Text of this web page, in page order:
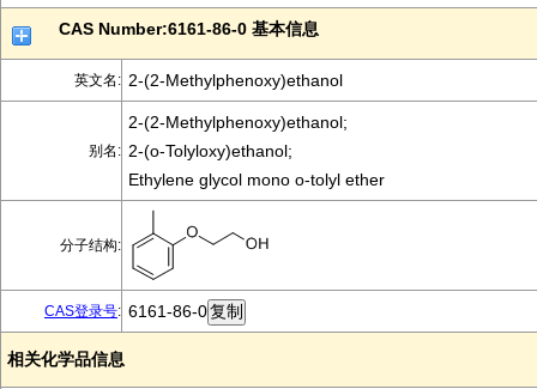
CAS Number:6161-86-0 基本信息
英文名: 2-(2-Methylphenoxy)ethanol
别名:
2-(2-Methylphenoxy)ethanol;
2-(o-Tolyloxy)ethanol;
Ethylene glycol mono o-tolyl ether
分子结构:
CAS登录号: 6161-86-0
相关化学品信息